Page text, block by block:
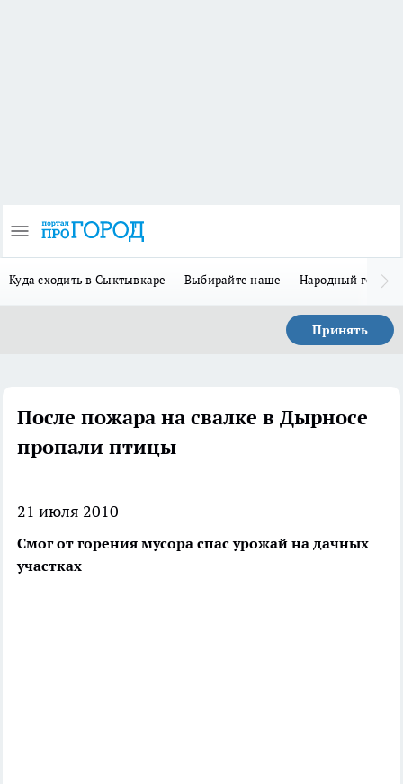
Куда сходить в Сыктывкаре Выбирайте наше Народный герой
Принять
После пожара на свалке в Дырносе
пропали птицы
21 июля 2010
Смог от горения мусора спас урожай на дачных
участках